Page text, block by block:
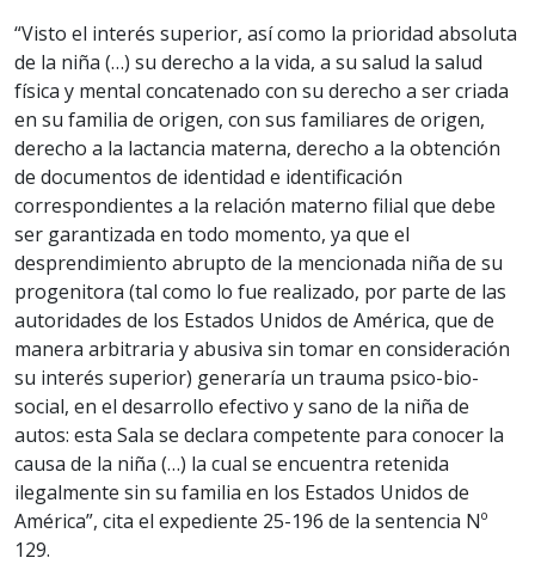
“Visto el interés superior, así como la prioridad absoluta
de la niña (…) su derecho a la vida, a su salud la salud
física y mental concatenado con su derecho a ser criada
en su familia de origen, con sus familiares de origen,
derecho a la lactancia materna, derecho a la obtención
de documentos de identidad e identificación
correspondientes a la relación materno filial que debe
ser garantizada en todo momento, ya que el
desprendimiento abrupto de la mencionada niña de su
progenitora (tal como lo fue realizado, por parte de las
autoridades de los Estados Unidos de América, que de
manera arbitraria y abusiva sin tomar en consideración
su interés superior) generaría un trauma psico-bio-
social, en el desarrollo efectivo y sano de la niña de
autos: esta Sala se declara competente para conocer la
causa de la niña (…) la cual se encuentra retenida
ilegalmente sin su familia en los Estados Unidos de
América”, cita el expediente 25-196 de la sentencia Nº
129.